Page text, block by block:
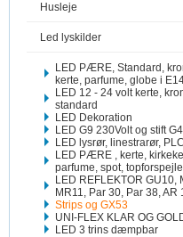
Husleje
Led lyskilder
LED PÆRE, Standard,
kerte, parfume, globe i
LED 12 - 24 volt kerte,
standard
LED Dekoration
LED G9 230Volt og stift
LED lysrør, linestrarør,
LED PÆRE , kerte,
parfume, spot,
LED REFLEKTOR GU10,
MR11, Par 30, Par 38, AR
Strips og GX53
UNI-FLEX KLAR OG
LED 3 trins dæmpbar